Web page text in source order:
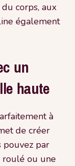
corps, aux
également
un
haute
à
de créer
pouvez par
ou une